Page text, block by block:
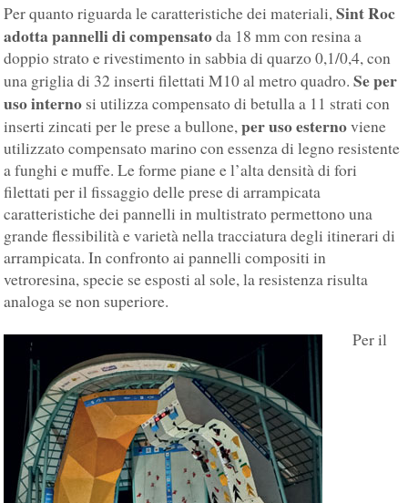
Per quanto riguarda le caratteristiche dei materiali,Sint Roc
adotta pannelli di compensatoda 18 mm con resina a
doppio strato e rivestimento in sabbia di quarzo 0,1/0,4, con
una griglia di 32 inserti filettati M10 al metro quadro.Se per
uso interno si utilizza compensato di betulla a 11 strati con
inserti zincati per le prese a bullone,per uso esternoviene
utilizzato compensato marino con essenza di legno resistente
a funghi e muffe. Le forme piane e l’alta densità di fori
filettati per il fissaggio delle prese di arrampicata
caratteristiche dei pannelli in multistrato permettono una
grande flessibilità e varietà nella tracciatura degli itinerari di
arrampicata. In confronto ai pannelli compositi in
vetroresina, specie se esposti al sole, la resistenza risulta
analoga se non superiore.
Per il